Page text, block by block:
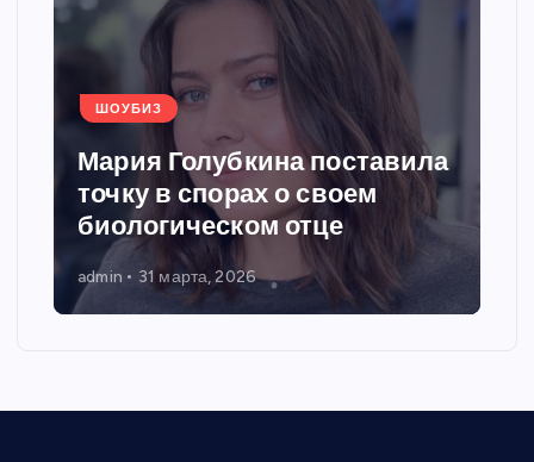
ШОУБИЗ
Мария Голубкина поставила
точку в спорах о своем
биологическом отце
admin 31 марта, 2026